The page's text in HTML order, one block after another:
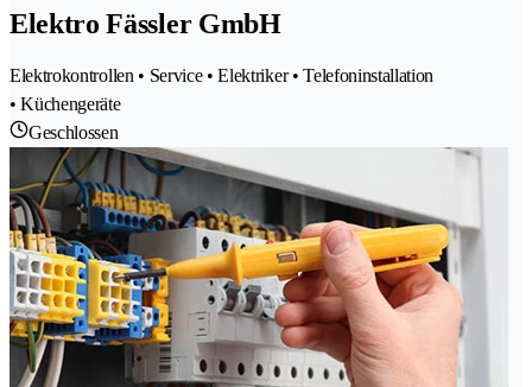
Elektro Fässler GmbH
Elektrokontrollen • Service • Elektriker • Telefoninstallation
• Küchengeräte
Geschlossen